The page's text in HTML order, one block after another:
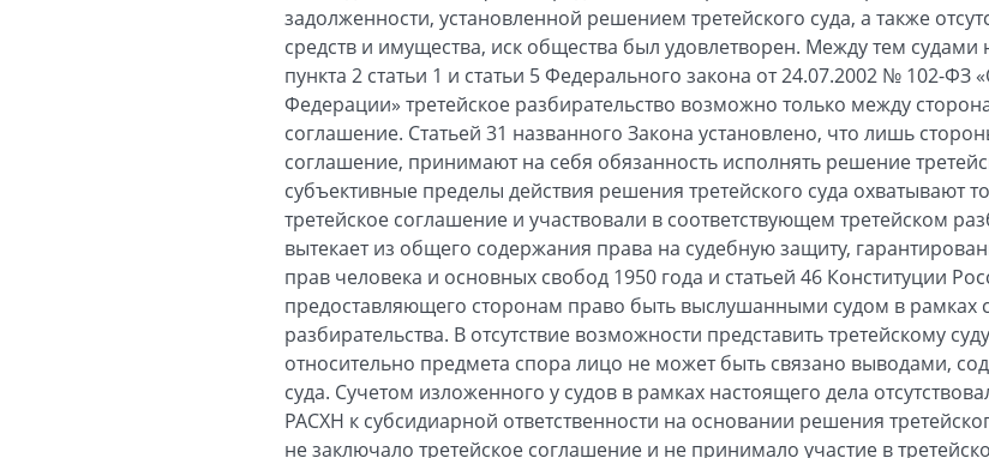
задолженности, установленной решением третейского суда, а также
средств и имущества, иск общества был удовлетворен. Между тем
пункта 2 статьи 1 и статьи 5 Федерального закона от 24.07.2002 № 102-ФЗ
Федерации» третейское разбирательство возможно только между
соглашение. Статьей 31 названного Закона установлено, что лишь
соглашение, принимают на себя обязанность исполнять решение
субъективные пределы действия решения третейского суда охватывают
третейское соглашение и участвовали в соответствующем третейском
вытекает из общего содержания права на судебную защиту,
прав человека и основных свобод 1950 года и статьей 46 Конституции
предоставляющего сторонам право быть выслушанными судом в рамках
разбирательства. В отсутствие возможности представить третейскому
относительно предмета спора лицо не может быть связано выводами,
суда. Cучетом изложенного у судов в рамках настоящего дела
РАСХН к субсидиарной ответственности на основании решения
не заключало третейское соглашение и не принимало участие в